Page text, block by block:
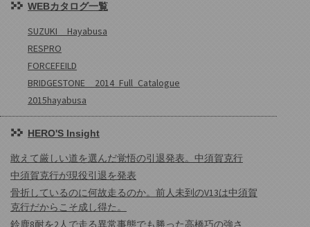
WEBカタログ一覧
SUZUKI Hayabusa
RESPRO
FORCEFEILD
BRIDGESTONE 2014_Full_Catalogue
2015hayabusa
HERO'S Insight
敢えて厳しい道を選んだ覚悟の引退発表。中須賀克行
中須賀克行が現役引退を発表
骨折しているのに何故走るのか。前人未到のV13は中須賀
克行だからこそ成し得た。
鈴鹿8耐を2人で走る異常事態でも勝った高橋巧の強さ